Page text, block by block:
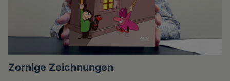
Zornige Zeichnungen